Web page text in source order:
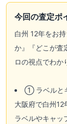
今回の査定ポ
白州 12年をお
か』『どこが査
ロの視点でわか
① ラベルと
大阪府で白州
ラベルやキャッ